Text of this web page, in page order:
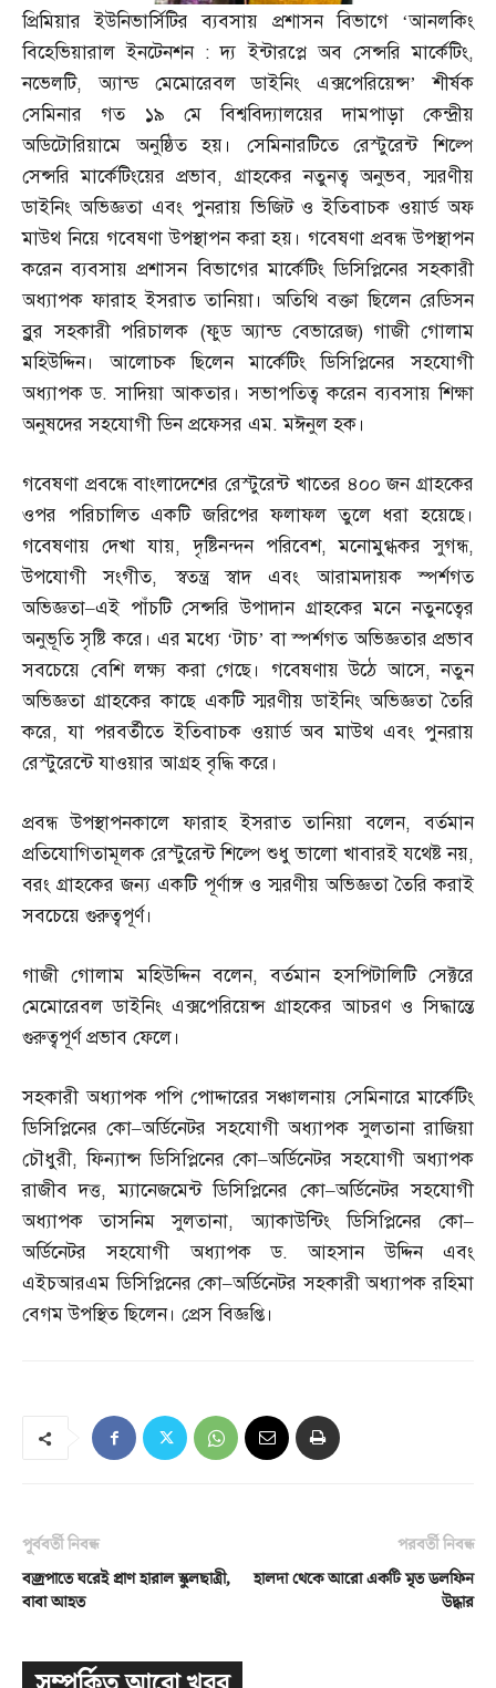
প্রিমিয়ার ইউনিভার্সিটির ব্যবসায় প্রশাসন বিভাগে ‘আনলকিং
বিহেভিয়ারাল ইনটেনশন :দ্য ইন্টারপ্লে অব সেন্সরি মার্কেটিং,
নভেলটি,অ্যান্ড মেমোরেবল ডাইনিং এক্সপেরিয়েন্স’ শীর্ষক
সেমিনার গত ১৯ মে বিশ্ববিদ্যালয়ের দামপাড়া কেন্দ্রীয়
অডিটোরিয়ামে অনুষ্ঠিত হয়। সেমিনারটিতে রেস্টুরেন্ট শিল্পে
সেন্সরি মার্কেটিংয়ের প্রভাব, গ্রাহকের নতুনত্ব অনুভব,স্মরণীয়
ডাইনিং অভিজ্ঞতা এবং পুনরায় ভিজিট ও ইতিবাচক ওয়ার্ড অফ
মাউথ নিয়ে গবেষণা উপস্থাপন করা হয়। গবেষণা প্রবন্ধ উপস্থাপন
করেন ব্যবসায় প্রশাসন বিভাগের মার্কেটিং ডিসিপ্লিনের সহকারী
অধ্যাপক ফারাহ ইসরাত তানিয়া। অতিথি বক্তা ছিলেন রেডিসন
ব্লুর সহকারী পরিচালক (ফুড অ্যান্ড বেভারেজ)গাজী গোলাম
মহিউদ্দিন। আলোচক ছিলেন মার্কেটিং ডিসিপ্লিনের সহযোগী
অধ্যাপক ড.সাদিয়া আকতার। সভাপতিত্ব করেন ব্যবসায় শিক্ষা
অনুষদের সহযোগী ডিন প্রফেসর এম.মঈনুল হক।
গবেষণা প্রবন্ধে বাংলাদেশের রেস্টুরেন্ট খাতের ৪০০ জন গ্রাহকের
ওপর পরিচালিত একটি জরিপের ফলাফল তুলে ধরা হয়েছে।
গবেষণায় দেখা যায়,দৃষ্টিনন্দন পরিবেশ,মনোমুগ্ধকর সুগন্ধ,
উপযোগী সংগীত,স্বতন্ত্র স্বাদ এবং আরামদায়ক স্পর্শগত
অভিজ্ঞতা–এই পাঁচটি সেন্সরি উপাদান গ্রাহকের মনে নতুনত্বের
অনুভূতি সৃষ্টি করে। এর মধ্যে ‘টাচ’ বা স্পর্শগত অভিজ্ঞতার প্রভাব
সবচেয়ে বেশি লক্ষ্য করা গেছে। গবেষণায় উঠে আসে,নতুন
অভিজ্ঞতা গ্রাহকের কাছে একটি স্মরণীয় ডাইনিং অভিজ্ঞতা তৈরি
করে,যা পরবর্তীতে ইতিবাচক ওয়ার্ড অব মাউথ এবং পুনরায়
রেস্টুরেন্টে যাওয়ার আগ্রহ বৃদ্ধি করে।
প্রবন্ধ উপস্থাপনকালে ফারাহ ইসরাত তানিয়া বলেন,বর্তমান
প্রতিযোগিতামূলক রেস্টুরেন্ট শিল্পে শুধু ভালো খাবারই যথেষ্ট নয়,
বরং গ্রাহকের জন্য একটি পূর্ণাঙ্গ ও স্মরণীয় অভিজ্ঞতা তৈরি করাই
সবচেয়ে গুরুত্বপূর্ণ।
গাজী গোলাম মহিউদ্দিন বলেন,বর্তমান হসপিটালিটি সেক্টরে
মেমোরেবল ডাইনিং এক্সপেরিয়েন্স গ্রাহকের আচরণ ও সিদ্ধান্তে
গুরুত্বপূর্ণ প্রভাব ফেলে।
সহকারী অধ্যাপক পপি পোদ্দারের সঞ্চালনায় সেমিনারে মার্কেটিং
ডিসিপ্লিনের কো–অর্ডিনেটর সহযোগী অধ্যাপক সুলতানা রাজিয়া
চৌধুরী,ফিন্যান্স ডিসিপ্লিনের কো–অর্ডিনেটর সহযোগী অধ্যাপক
রাজীব দত্ত,ম্যানেজমেন্ট ডিসিপ্লিনের কো–অর্ডিনেটর সহযোগী
অধ্যাপক তাসনিম সুলতানা,অ্যাকাউন্টিং ডিসিপ্লিনের কো–
অর্ডিনেটর সহযোগী অধ্যাপক ড.আহসান উদ্দিন এবং
এইচআরএম ডিসিপ্লিনের কো–অর্ডিনেটর সহকারী অধ্যাপক রহিমা
বেগম উপস্থিত ছিলেন। প্রেস বিজ্ঞপ্তি।
পূর্ববর্তী নিবন্ধ
বজ্রপাতে ঘরেই প্রাণ হারাল স্কুলছাত্রী,
বাবা আহত
পরবর্তী নিবন্ধ
হালদা থেকে আরো একটি মৃত ডলফিন
উদ্ধার